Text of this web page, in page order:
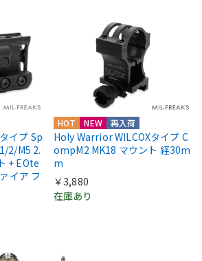
イプ Sp
2/M5 2.
+ EOte
イア フ
HOT NEW 再入荷
Holy Warrior WILCOXタイプ C
ompM2 MK18 マウント 経30m
m
￥3,880
在庫あり